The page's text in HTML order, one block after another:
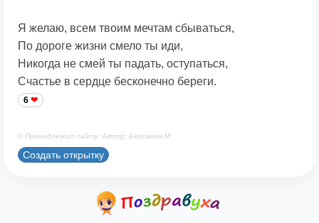
Я желаю, всем твоим мечтам сбываться,
По дороге жизни смело ты иди,
Никогда не смей ты падать, оступаться,
Счастье в сердце бесконечно береги.
6
© Принадлежит сайту. Автор: Берсанов М.
Создать открытку